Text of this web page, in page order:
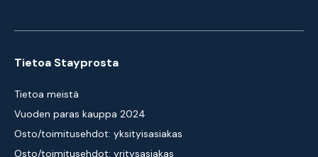
Tietoa Stayprosta
Tietoa meistä
Vuoden paras kauppa 2024
Osto/toimitusehdot: yksityisasiakas
Osto/toimitusehdot: yritysasiakas